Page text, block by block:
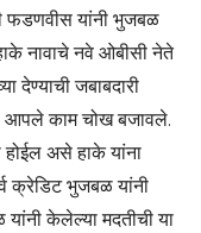
फडणवीस यांनी भुजबळ
नावाचे नवे ओबीसी नेते
देण्याची जबाबदारी
आपले काम चोख बजावले.
होईल असे हाके यांना
क्रेडिट भुजबळ यांनी
केलेल्या मदतीची या